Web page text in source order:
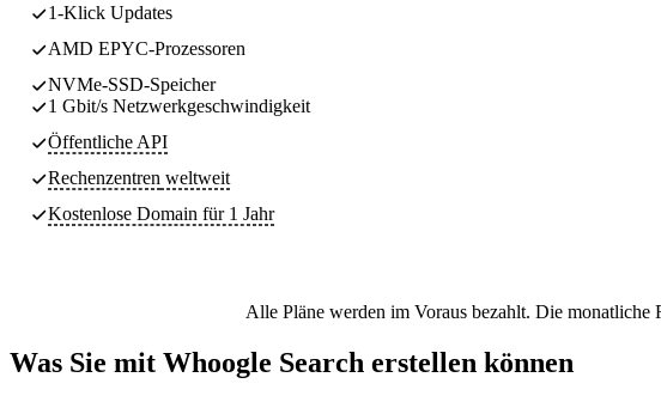
1-Klick Updates
AMD EPYC-Prozessoren
NVMe-SSD-Speicher
1 Gbit/s Netzwerkgeschwindigkeit
Öffentliche API
Rechenzentren weltweit
Kostenlose Domain für 1 Jahr
Alle Pläne werden im Voraus bezahlt. Die monatliche
Was Sie mit Whoogle Search erstellen können